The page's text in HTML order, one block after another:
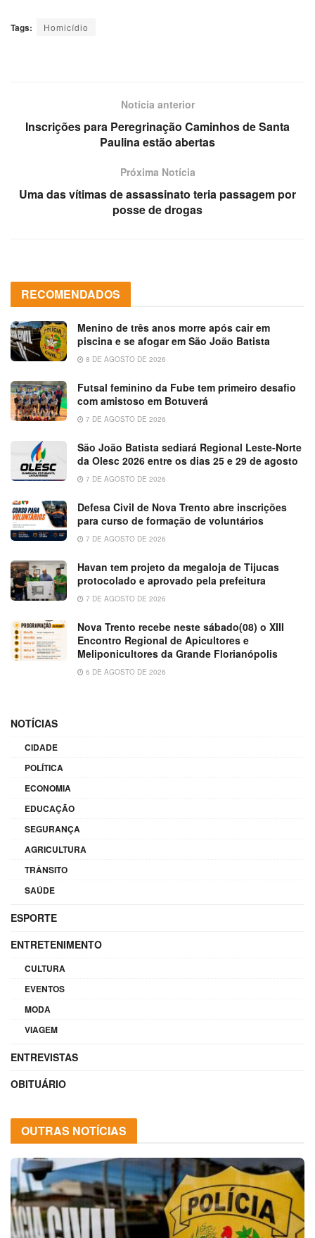
Tags: Homicídio
Notícia anterior
Inscrições para Peregrinação Caminhos de Santa
Paulina estão abertas
Próxima Notícia
Uma das vítimas de assassinato teria passagem por
posse de drogas
RECOMENDADOS
Menino de três anos morre após cair em
piscina e se afogar em São João Batista
8 DE AGOSTO DE 2026
Futsal feminino da Fube tem primeiro desafio
com amistoso em Botuverá
7 DE AGOSTO DE 2026
São João Batista sediará Regional Leste-Norte
da Olesc 2026 entre os dias 25 e 29 de agosto
7 DE AGOSTO DE 2026
Defesa Civil de Nova Trento abre inscrições
para curso de formação de voluntários
7 DE AGOSTO DE 2026
Havan tem projeto da megaloja de Tijucas
protocolado e aprovado pela prefeitura
7 DE AGOSTO DE 2026
Nova Trento recebe neste sábado(08) o XIII
Encontro Regional de Apicultores e
Meliponicultores da Grande Florianópolis
6 DE AGOSTO DE 2026
NOTÍCIAS
CIDADE
POLÍTICA
ECONOMIA
EDUCAÇÃO
SEGURANÇA
AGRICULTURA
TRÂNSITO
SAÚDE
ESPORTE
ENTRETENIMENTO
CULTURA
EVENTOS
MODA
VIAGEM
ENTREVISTAS
OBITUÁRIO
OUTRAS NOTÍCIAS